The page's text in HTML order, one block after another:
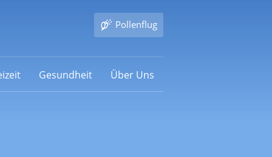
Pollenflug
Gesundheit Über Uns